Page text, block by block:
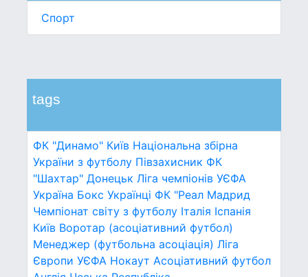
Спорт
tags
ФК "Динамо" Київ Національна збірна
України з футболу Півзахисник ФК
"Шахтар" Донецьк Ліга чемпіонів УЄФА
Україна Бокс Українці ФК "Реал Мадрид
Чемпіонат світу з футболу Італія Іспанія
Київ Воротар (асоціативний футбол)
Менеджер (футбольна асоціація) Ліга
Європи УЄФА Нокаут Асоціативний футбол